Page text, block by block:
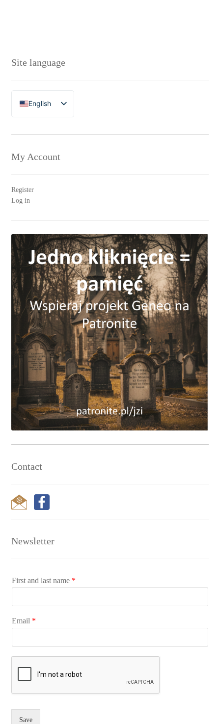
Site language
English
Polski
My Account
Register
Log in
Contact
Newsletter
First and last name *
Email *
Save